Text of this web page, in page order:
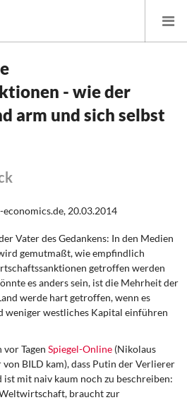
und Daseinsvorsorge
- wie der
arm und sich selbst
20.03.2014
Vater des Gedankens: In den Medien
gemutmaßt, wie empfindlich
getroffen werden
es anders sein, ist die Mehrheit der
werde hart getroffen, wenn es
weniger westliches Kapital einführen
Tagen Spiegel-Online (Nikolaus
BILD kam), dass Putin der Verlierer
mit naiv kaum noch zu beschreiben:
braucht zur